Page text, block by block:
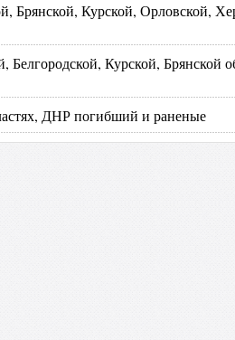
Брянской, Курской, Орловской,
Курской, Брянской
ДНР погибший и раненые